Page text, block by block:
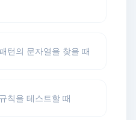
턴의 문자열을 찾을 때
칙을 테스트할 때